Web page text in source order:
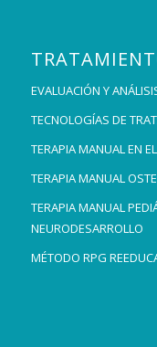
EVALUACIÓN Y
TECNOLOGÍAS DE
TERAPIA MANUAL EN
TERAPIA MANUAL
TERAPIA MANUAL
NEURODESARROLLO
MÉTODO RPG